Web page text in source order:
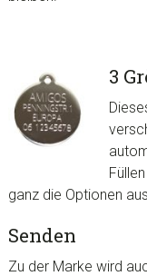
3
ganz die Optionen
Senden
Zu der Marke wird